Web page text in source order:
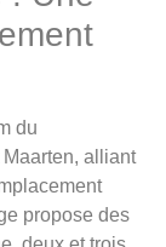
du
alliant
propose des